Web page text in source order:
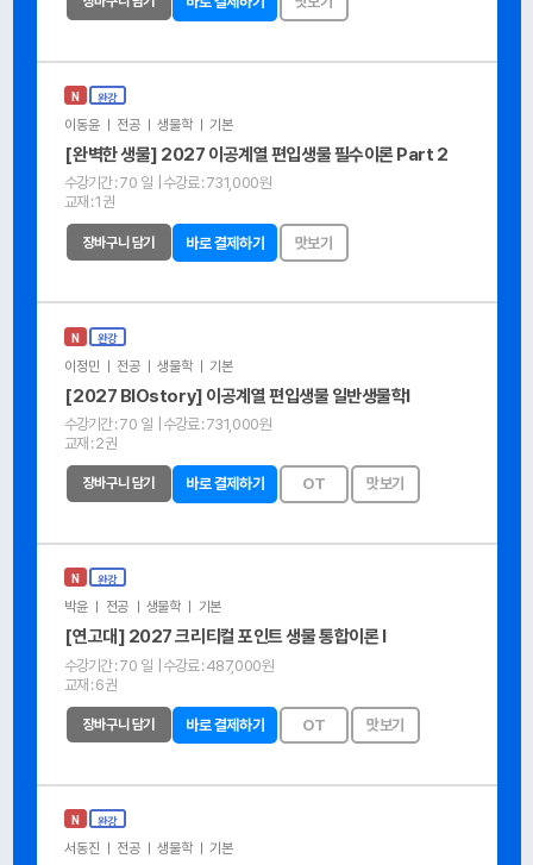
N 완강
이동윤 ㅣ 전공 ㅣ 생물학 ㅣ 기본
[완벽한 생물] 2027 이공계열 편입생물 필수이론 Part 2
수강기간 :70 일 | 수강료 :731,000원
교재 :1권
장바구니 담기 바로 결제하기 맛보기
N 완강
이정민 ㅣ 전공 ㅣ 생물학 ㅣ 기본
[2027 BIOstory] 이공계열 편입생물 일반생물학Ⅰ
수강기간 :70 일 | 수강료 :731,000원
교재 :2권
장바구니 담기 바로 결제하기 OT 맛보기
N 완강
박윤 ㅣ 전공 ㅣ 생물학 ㅣ 기본
[연고대] 2027 크리티컬 포인트 생물 통합이론 Ⅰ
수강기간 :70 일 | 수강료 :487,000원
교재 :6권
장바구니 담기 바로 결제하기 OT 맛보기
N 완강
서동진 ㅣ 전공 ㅣ 생물학 ㅣ 기본